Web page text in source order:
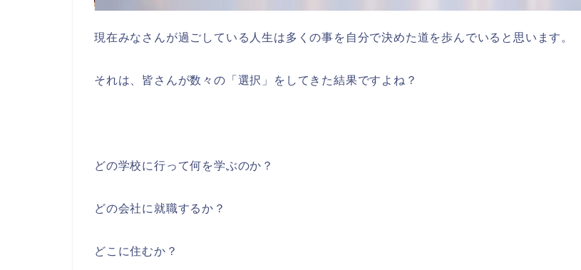
現在みなさんが過ごしている人生は多くの事を自分で決めた道を歩んでいると思います。
それは、皆さんが数々の「選択」をしてきた結果ですよね？
どの学校に行って何を学ぶのか？
どの会社に就職するか？
どこに住むか？